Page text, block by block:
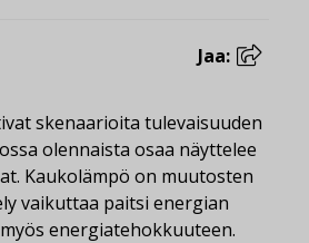
Jaa:
skenaarioita tulevaisuuden
olennaista osaa näyttelee
Kaukolämpö on muutosten
vaikuttaa paitsi energian
energiatehokkuuteen.